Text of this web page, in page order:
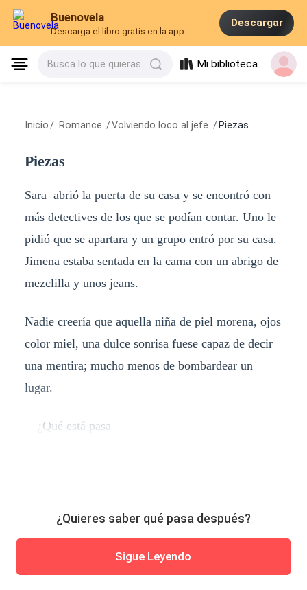
Buenovela
Descarga el libro gratis en la app
Descargar
Busca lo que quieras Mi biblioteca
Inicio / Romance /Volviendo loco al jefe / Piezas
Piezas
Sara abrió la puerta de su casa y se encontró con
más detectives de los que se podían contar. Uno le
pidió que se apartara y un grupo entró por su casa.
Jimena estaba sentada en la cama con un abrigo de
mezclilla y unos jeans.
Nadie creería que aquella niña de piel morena, ojos
color miel, una dulce sonrisa fuese capaz de decir
una mentira; mucho menos de bombardear un
lugar.
—¿Qué está pasa
¿Quieres saber qué pasa después?
Sigue Leyendo